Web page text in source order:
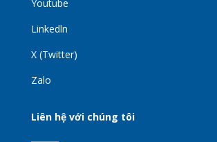
Youtube
Linkedln
X (Twitter)
Zalo
Liên hệ với chúng tôi